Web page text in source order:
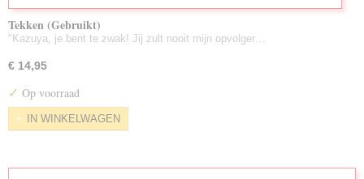
Tekken (Gebruikt)
"Kazuya, je bent te zwak! Jij zult nooit mijn opvolger…
€ 14,95
✓ Op voorraad
IN WINKELWAGEN